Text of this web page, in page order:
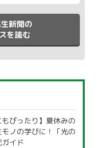
新聞の
を読む
もぴったり】夏休みの
ノの学びに！「光の
イド